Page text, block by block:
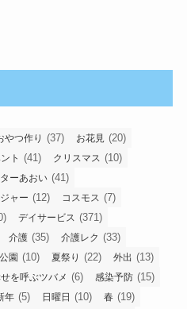
やつ作り (37) お花見 (20)
ト (41) クリスマス (10)
ーあおい (41)
ャー (12) コスモス (7)
デイサービス (371)
介護 (35) 介護レク (33)
園 (10) 夏祭り (22) 外出 (13)
を呼ぶツバメ (6) 感染予防 (15)
年 (5) 日曜日 (10) 春 (19)